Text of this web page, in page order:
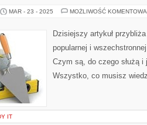
MAR - 23 - 2025 MOŻLIWOŚĆ
Dzisiejszy artykuł
popularnej i
Czym są, do czego służą
Wszystko, co musisz
IT